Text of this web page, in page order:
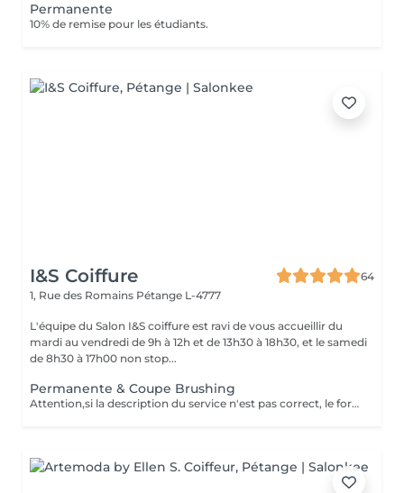
Permanente
10% de remise pour les étudiants.
I&S Coiffure
64
1, Rue des Romains Pétange L-4777
L'équipe du Salon I&S coiffure est ravi de vous accueillir du
mardi au vendredi de 9h à 12h et de 13h30 à 18h30, et le samedi
de 8h30 à 17h00 non stop...
Permanente & Coupe Brushing
Attention,si la description du service n'est pas correct, le forfait pourra ne pas être exécutée en entier,néanmoins la meilleure solution sera adaptée, ainsi que la différence de prix appliquée sur place. Le prix sera adaptée en supplément - à la difficulté - au supplément de produits - d'autres nécessaires techniques